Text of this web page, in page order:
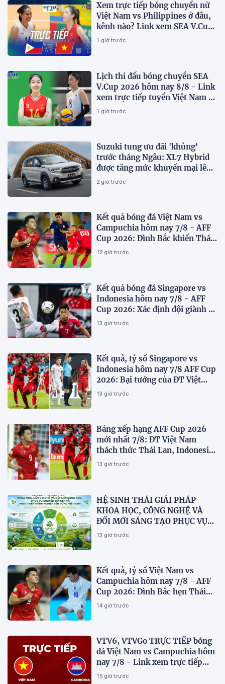
Xem trực tiếp bóng chuyền nữ
Việt Nam vs Philippines ở đâu,
kênh nào? Link xem SEA V.Cup
2026 mới nhất
1 giờ trước
Lịch thi đấu bóng chuyền SEA
V.Cup 2026 hôm nay 8/8 - Link
xem trực tiếp tuyển Việt Nam vs
Philippines
1 giờ trước
Suzuki tung ưu đãi 'khủng'
trước tháng Ngâu: XL7 Hybrid
được tăng mức khuyến mại lên
75 triệu đồng
2 giờ trước
Kết quả bóng đá Việt Nam vs
Campuchia hôm nay 7/8 - AFF
Cup 2026: Đình Bắc khiến Thái
Lan run sợ
12 giờ trước
Kết quả bóng đá Singapore vs
Indonesia hôm nay 7/8 - AFF
Cup 2026: Xác định đội giành vé
Bán kết
13 giờ trước
Kết quả, tỷ số Singapore vs
Indonesia hôm nay 7/8 AFF Cup
2026: Bại tướng của ĐT Việt
nam dừng bước sớm
13 giờ trước
Bảng xếp hạng AFF Cup 2026
mới nhất 7/8: ĐT Việt Nam
thách thức Thái Lan, Indonesia
dừng bước
13 giờ trước
HỆ SINH THÁI GIẢI PHÁP
KHOA HỌC, CÔNG NGHỆ VÀ
ĐỔI MỚI SÁNG TẠO PHỤC VỤ
CHUYỂN ĐỔI KÉP VÀ PHÁT
13 giờ trước
Kết quả, tỷ số Việt Nam vs
Campuchia hôm nay 7/8 - AFF
Cup 2026: Đình Bắc hẹn Thái
Lan ở chung kết?
14 giờ trước
VTV6, VTVGo TRỰC TIẾP bóng
đá Việt Nam vs Campuchia hôm
nay 7/8 - Link xem trực tiếp
AFF Cup 2026 mới nhất
15 giờ trước